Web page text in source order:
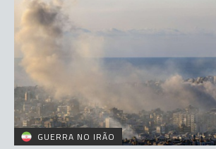
GUERRA NO IRÃO